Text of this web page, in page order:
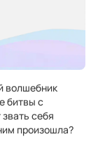
волшебник
битвы с
себя
произошла?